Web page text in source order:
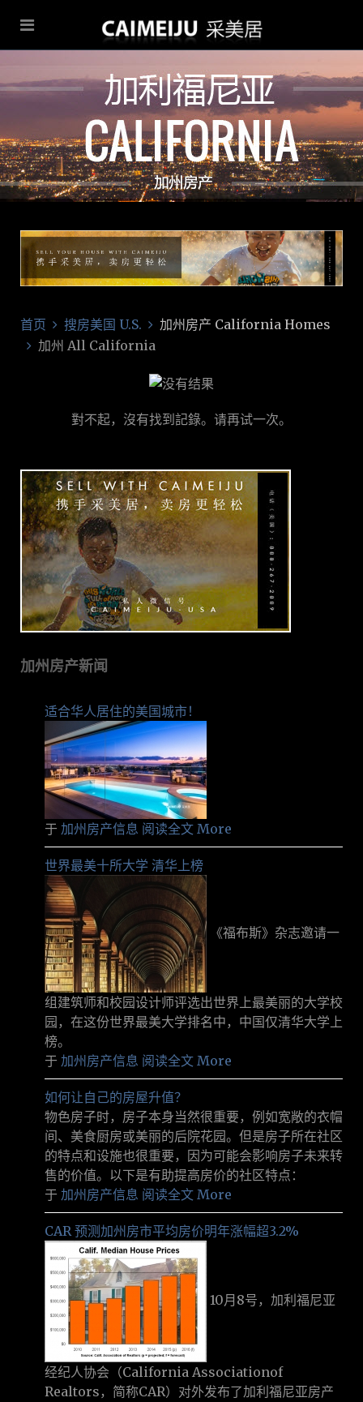
首页 搜房美国 U.S.
加州房产 California Homes
加州 All California
對不起，沒有找到記錄。请再试一次。
加州房产新闻
适合华人居住的美国城市！
于 加州房产信息 阅读全文 More
世界最美十所大学 清华上榜
《福布斯》杂志邀请一
组建筑师和校园设计师评选出世界上最美丽的大学校
园，在这份世界最美大学排名中，中国仅清华大学上
榜。
于 加州房产信息 阅读全文 More
如何让自己的房屋升值？
物色房子时，房子本身当然很重要，例如宽敞的衣帽
间、美食厨房或美丽的后院花园。但是房子所在社区
的特点和设施也很重要，因为可能会影响房子未来转
售的价值。以下是有助提高房价的社区特点：
于 加州房产信息 阅读全文 More
CAR 预测加州房市平均房价明年涨幅超3.2%
10月8号，加利福尼亚
经纪人协会（California Associationof
Realtors，简称CAR）对外发布了加利福尼亚房产